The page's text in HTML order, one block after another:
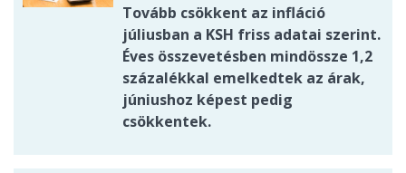
Tovább csökkent az infláció
júliusban a KSH friss adatai szerint.
Éves összevetésben mindössze 1,2
százalékkal emelkedtek az árak,
júniushoz képest pedig
csökkentek.